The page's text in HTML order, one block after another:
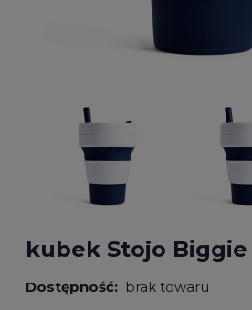
kubek Stojo
Dostępność: brak towaru